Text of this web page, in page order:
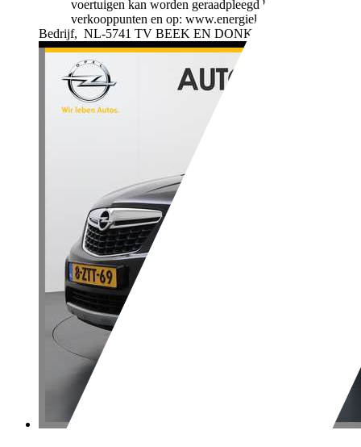
voertuigen kan worden geraadpleegd bij alle
verkooppunten en op: www.energielabel.nl
Bedrijf, NL-5741 TV BEEK EN DONK